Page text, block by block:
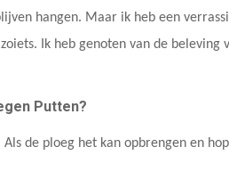
hangen. Maar ik heb een
Ik heb genoten van de
Putten?
Als de ploeg het kan opbrengen en